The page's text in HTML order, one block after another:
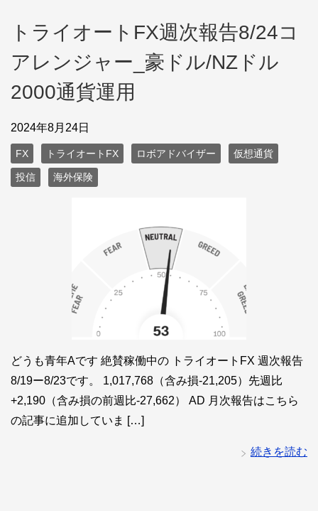
トライオートFX週次報告8/24コ
アレンジャー_豪ドル/NZドル
2000通貨運用
2024年8月24日
FX トライオートFX ロボアドバイザー 仮想通貨
投信 海外保険
どうも青年Aです 絶賛稼働中の トライオートFX 週次報告
8/19ー8/23です。 1,017,768（含み損-21,205）先週比
+2,190（含み損の前週比-27,662） AD 月次報告はこちら
の記事に追加していま […]
続きを読む